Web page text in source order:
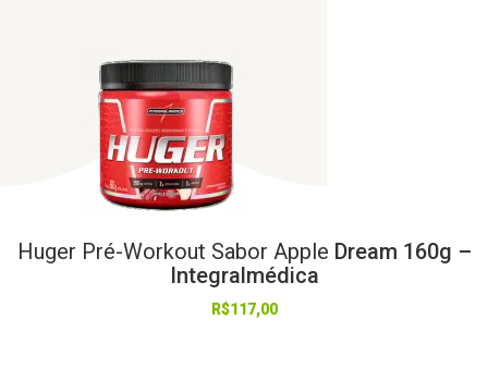
Huger Pré-Workout Sabor Apple Dream 160g –
Integralmédica
R$117,00